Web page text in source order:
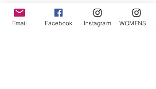
Email Facebook Instagram